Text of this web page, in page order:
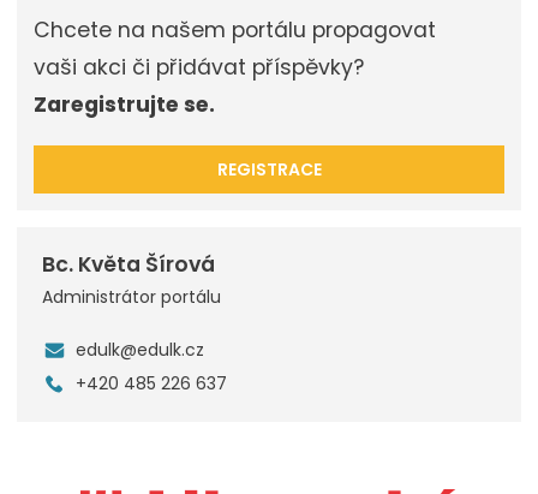
Chcete na našem portálu propagovat
vaši akci či přidávat příspěvky?
Zaregistrujte se.
REGISTRACE
Bc. Květa Šírová
Administrátor portálu
edulk@edulk.cz
+420 485 226 637